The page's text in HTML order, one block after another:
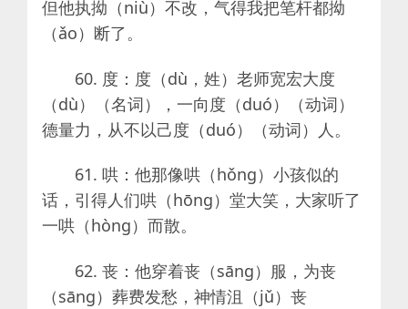
但他执拗（niù）不改，气得我把笔杆都拗
（ǎo）断了。
60. 度：度（dù，姓）老师宽宏大度
（dù）（名词），一向度（duó）（动词）
德量力，从不以己度（duó）（动词）人。
61. 哄：他那像哄（hǒng）小孩似的
话，引得人们哄（hōng）堂大笑，大家听了
一哄（hòng）而散。
62. 丧：他穿着丧（sāng）服，为丧
（sāng）葬费发愁，神情沮（jǔ）丧